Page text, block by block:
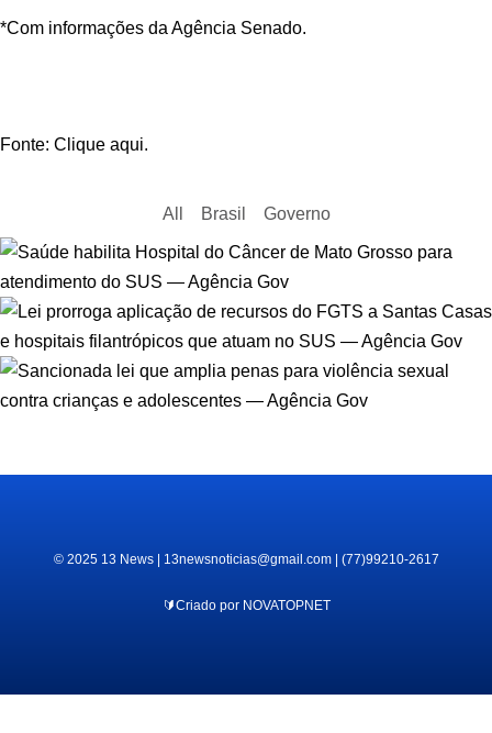
*Com informações da Agência Senado.
Fonte: Clique aqui.
All Brasil Governo
© 2025 13 News | 13newsnoticias@gmail.com | (77)99210-2617
🔰Criado por NOVATOPNET